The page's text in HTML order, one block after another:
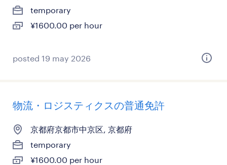
temporary
¥1600.00 per hour
posted 19 may 2026
物流・ロジスティクスの普通免許
京都府京都市中京区, 京都府
temporary
¥1600.00 per hour